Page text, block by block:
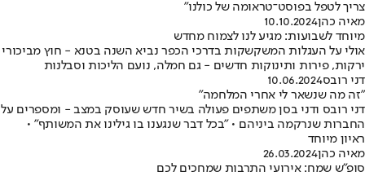
צריך לטפל בפוסט־טראומה של כולנו"
מאיה כהן10.10.2024
מיוחד לשבועות: מגיע לנו לצמוח מחדש
אולי על העגלות המשקשקות בדרכי הכפר נביא השנה בטנא - חוץ מביכורי
ירקות, פירות ותינוקות חדשים - גם חמלה, נועם הליכות וסבלנות
דני רובס10.06.2024
"זה מה שנשאר לי אחרי המלחמה"
דני רובס ודני בסן משתפים פעולה בשיר חדש שעוסק במצב - ומספרים על
החברות שנרקמה ביניהם • "בכל דבר שנגענו בו גילינו את המשותף" •
ראיון מיוחד
מאיה כהן26.03.2024
סופ"ש שמח: אירועי התרבות שמחכים לכם